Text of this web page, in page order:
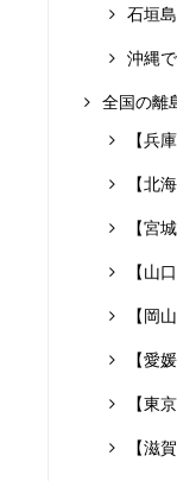
石垣
沖縄
全国の離
【兵
【北
【宮
【山
【岡
【愛
【東
【滋